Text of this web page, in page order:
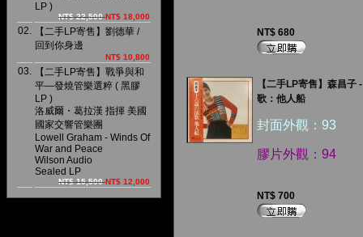
LP )
NT$ 22,500NT$ 18,000
02.
【二手LP寄售】劉德華 /
回到你身邊
NT$ 10,800
03.
【二手LP寄售】戰爭與和
平—發燒管樂選粹 ( 黑膠
LP )
洛威爾・葛拉漢 指揮 美國
國家交響管樂團
Lowell Graham - Winds Of
War and Peace
Wilson Audio
Sealed LP
NT$ 15,500NT$ 12,000
NT$ 680
【二手LP寄售】森昌子
歌：他人船
封面外觀：93
膠片外觀：94
NT$ 700